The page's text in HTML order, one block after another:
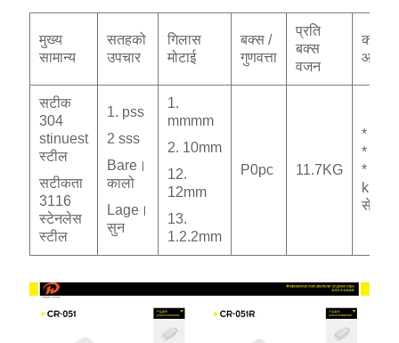
मुख्य
सामान्य
सतहको
उपचार
गिलास
मोटाई
बक्स /
गुणवत्ता
प्रति
बक्स
वजन
कार्बन
आकार
सटीक
304
stinuest
स्टील
सटीकता
3116
स्टेनलेस
स्टील
1. pss
2 sss
Bare।
कालो
Lage।
सुन
1.
mmmm
2. 10mm
12.
12mm
13.
1.2.2mm
P0pc 11.7KG
* 36
* 2 *
* 1
km
सेमी